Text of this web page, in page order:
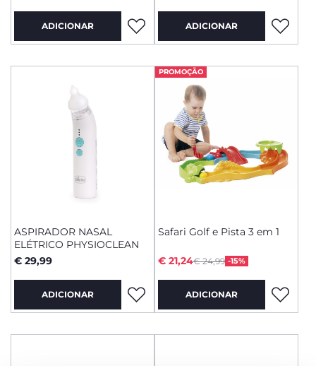
ADICIONAR ADICIONAR
ASPIRADOR NASAL
ELÉTRICO PHYSIOCLEAN
€ 29,99
ADICIONAR
PROMOÇÃO
Safari Golf e Pista 3 em 1
Price reduced from
€ 24,99 -15%
to
€ 21,24
ADICIONAR